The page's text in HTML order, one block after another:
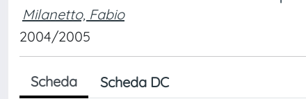
Milanetto, Fabio
2004/2005
Scheda Scheda DC